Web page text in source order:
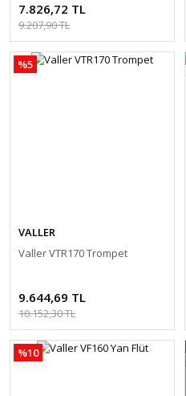
7.826,72 TL
9.207,90 TL
%5
VALLER
Valler VTR170 Trompet
9.644,69 TL
10.152,30 TL
%10